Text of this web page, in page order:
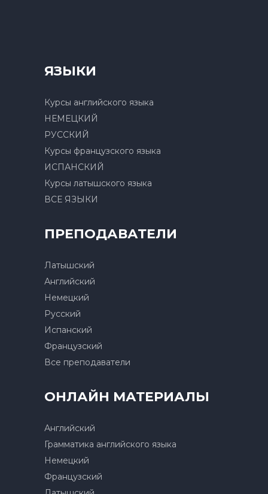
ЯЗЫКИ
Курсы английского языка
НЕМЕЦКИЙ
РУССКИЙ
Курсы французского языка
ИСПАНСКИЙ
Курсы латышского языка
ВСЕ ЯЗЫКИ
ПРЕПОДАВАТЕЛИ
Латышский
Английский
Немецкий
Русский
Испанский
Французский
Все преподаватели
ОНЛАЙН МАТЕРИАЛЫ
Английский
Грамматика английского языка
Немецкий
Французский